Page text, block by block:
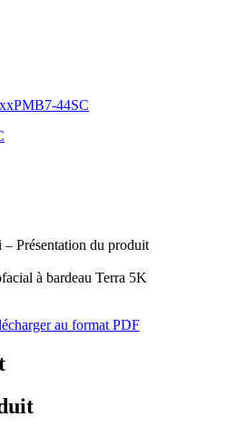
Présentation du produit
à bardeau Terra 5K
au format PDF